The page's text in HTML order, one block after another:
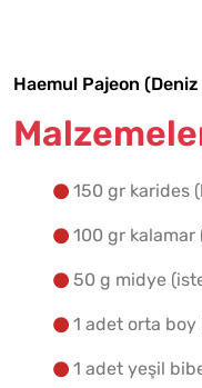
Haemul Pajeon
150 gr karides
100 gr kalamar
50 g midye
1 adet orta
1 adet yeşil